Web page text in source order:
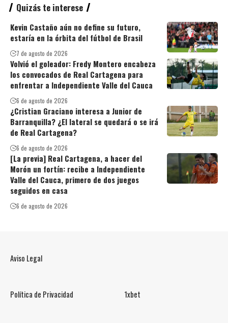
Quizás te interese
Kevin Castaño aún no define su futuro,
estaría en la órbita del fútbol de Brasil
7 de agosto de 2026
Volvió el goleador: Fredy Montero encabeza
los convocados de Real Cartagena para
enfrentar a Independiente Valle del Cauca
6 de agosto de 2026
¿Cristian Graciano interesa a Junior de
Barranquilla? ¿El lateral se quedará o se irá
de Real Cartagena?
6 de agosto de 2026
[La previa] Real Cartagena, a hacer del
Morón un fortín: recibe a Independiente
Valle del Cauca, primero de dos juegos
seguidos en casa
6 de agosto de 2026
Aviso Legal
Política de Privacidad 1xbet